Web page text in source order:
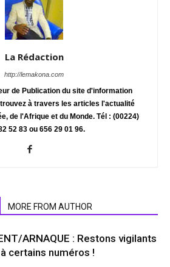
La Rédaction
http://lemakona.com
de Publication du site d'information
à travers les articles l'actualité
de l'Afrique et du Monde. Tél : (00224)
52 83 ou 656 29 01 96.
MORE FROM AUTHOR
ARNAQUE : Restons vigilants
certains numéros !